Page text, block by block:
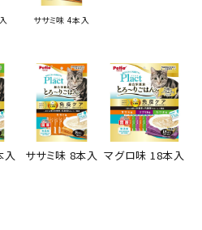
ササミ味 4本入
入 ササミ味 8本入 マグロ味 18本入